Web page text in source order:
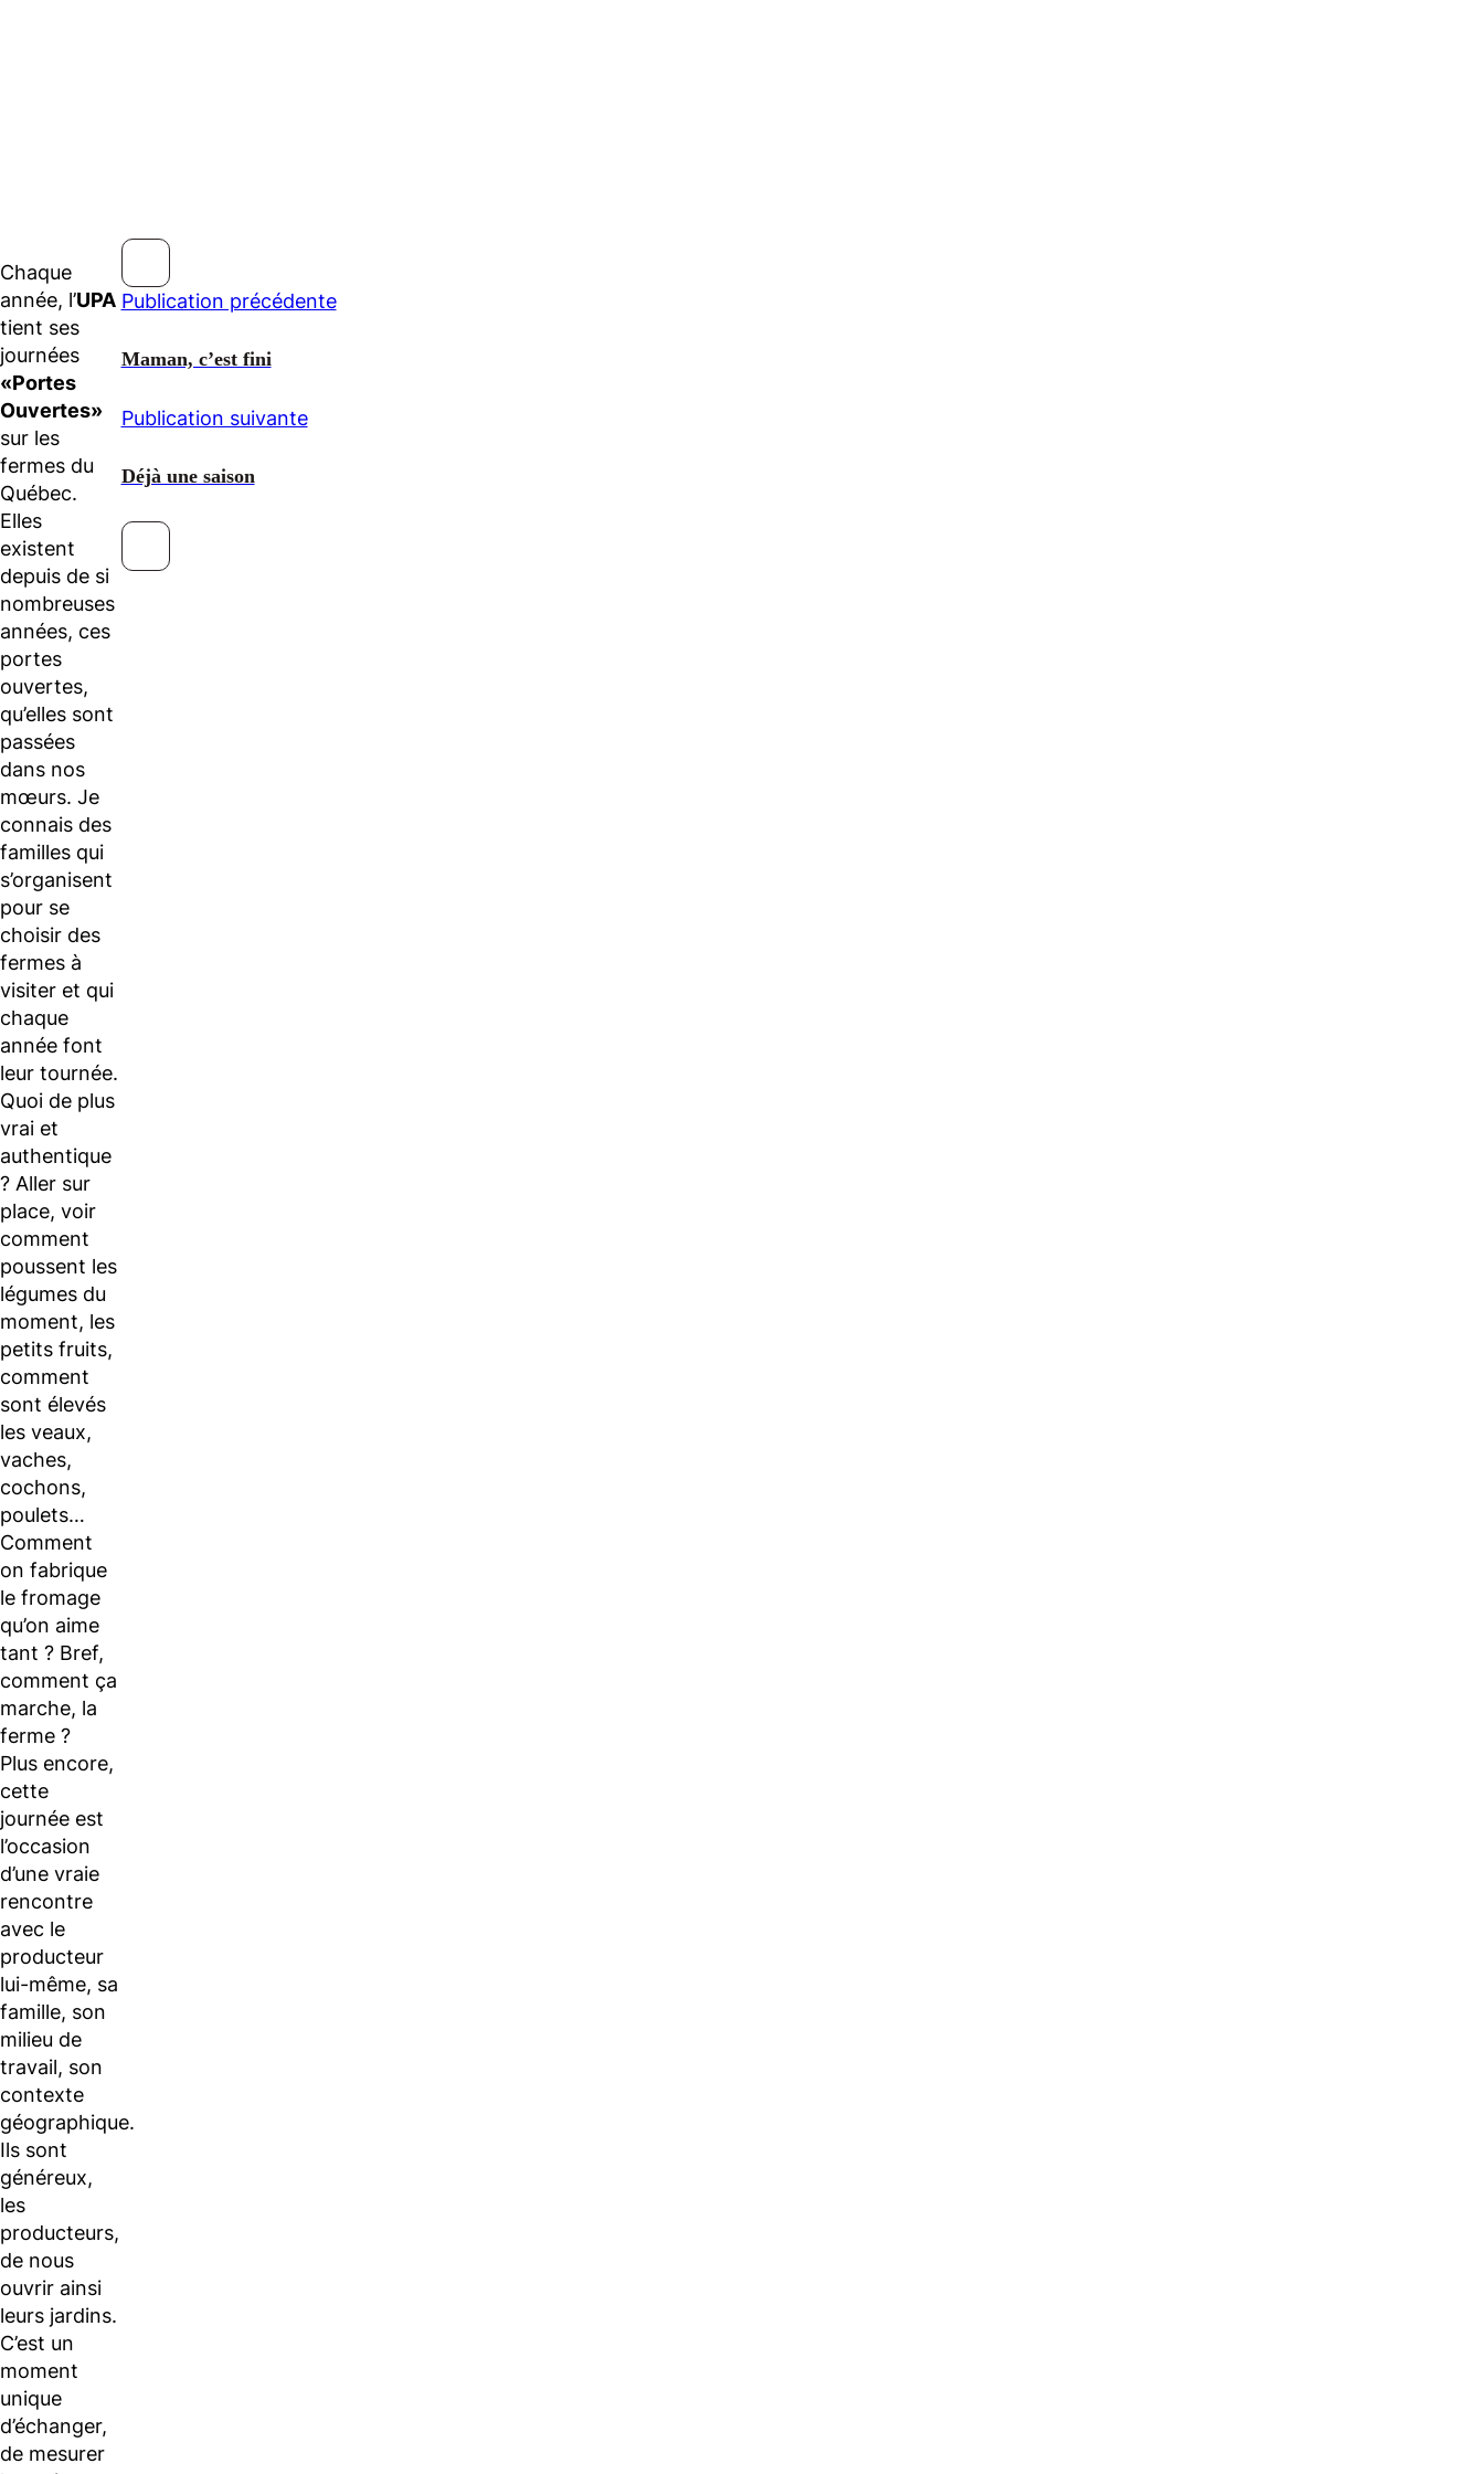
Chaque
année, l’UPA
tient ses
journées
«Portes
Ouvertes»
sur les
fermes du
Québec.
Elles
existent
depuis de si
nombreuses
années, ces
portes
ouvertes,
qu’elles sont
passées
dans nos
mœurs. Je
connais des
familles qui
s’organisent
pour se
choisir des
fermes à
visiter et qui
chaque
année font
leur tournée.
Quoi de plus
vrai et
authentique
? Aller sur
place, voir
comment
poussent les
légumes du
moment, les
petits fruits,
comment
sont élevés
les veaux,
vaches,
cochons,
poulets…
Comment
on fabrique
le fromage
qu’on aime
tant ? Bref,
comment ça
marche, la
ferme ?
Plus encore,
cette
journée est
l’occasion
d’une vraie
rencontre
avec le
producteur
lui-même, sa
famille, son
milieu de
travail, son
contexte
géographique.
Ils sont
généreux,
les
producteurs,
de nous
ouvrir ainsi
leurs jardins.
C’est un
moment
unique
d’échanger,
de mesurer
Publication précédente
Maman, c’est fini
Publication suivante
Déjà une saison